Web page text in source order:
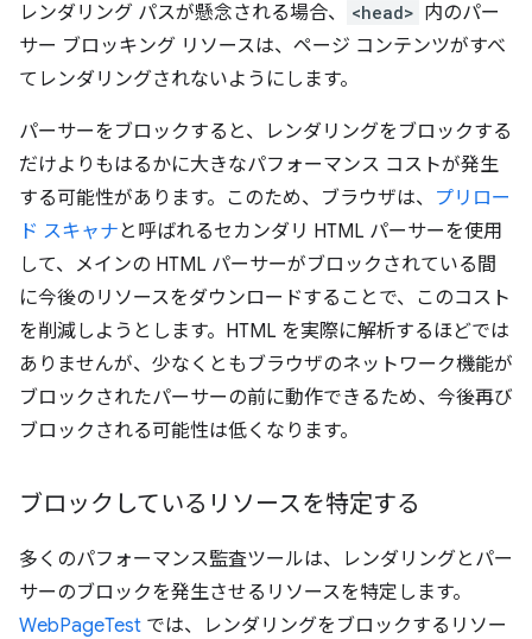
レンダリング パスが懸念される場合、
<head> 内のパー
サー ブロッキング リソースは、ページ コンテンツがすべ
てレンダリングされないようにします。
パーサーをブロックすると、レンダリングをブロックする
だけよりもはるかに大きなパフォーマンス コストが発生
する可能性があります。このため、ブラウザは、 プリロー
ド スキャナ と呼ばれるセカンダリ HTML パーサーを使用
して、メインの HTML パーサーがブロックされている間
に今後のリソースをダウンロードすることで、このコスト
を削減しようとします。HTML を実際に解析するほどでは
ありませんが、少なくともブラウザのネットワーク機能が
ブロックされたパーサーの前に動作できるため、今後再び
ブロックされる可能性は低くなります。
ブロックしているリソースを特定する
多くのパフォーマンス監査ツールは、レンダリングとパー
サーのブロックを発生させるリソースを特定します。
WebPageTest では、レンダリングをブロックするリソー